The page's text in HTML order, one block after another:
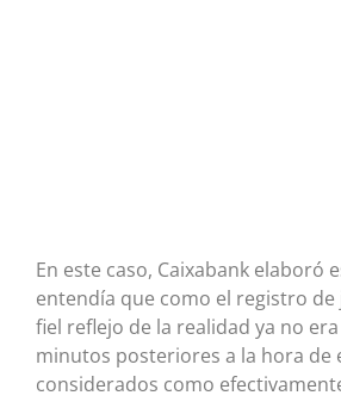
En este caso, Caixabank elaboró
entendía que como el registro
fiel reflejo de la realidad ya no
minutos posteriores a la hora de
considerados como